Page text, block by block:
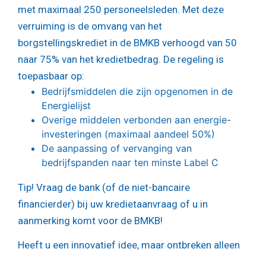
met maximaal 250 personeelsleden. Met deze
verruiming is de omvang van het
borgstellingskrediet in de BMKB verhoogd van 50
naar 75% van het kredietbedrag. De regeling is
toepasbaar op:
Bedrijfsmiddelen die zijn opgenomen in de
Energielijst
Overige middelen verbonden aan energie-
investeringen (maximaal aandeel 50%)
De aanpassing of vervanging van
bedrijfspanden naar ten minste Label C
Tip! Vraag de bank (of de niet-bancaire
financierder) bij uw kredietaanvraag of u in
aanmerking komt voor de BMKB!
Heeft u een innovatief idee, maar ontbreken alleen